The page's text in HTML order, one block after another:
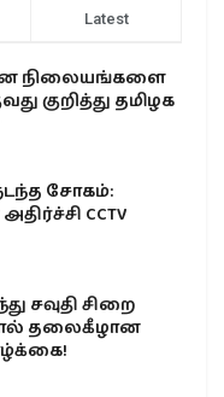
Latest
நிலையங்களை
குறித்து தமிழக
சோகம்:
CCTV
சவுதி சிறை
தலைகீழான